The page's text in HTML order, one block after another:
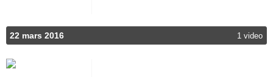
22 mars 2016 1 video